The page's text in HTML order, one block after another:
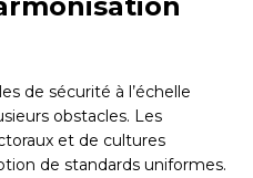
de sécurité à l’échelle
obstacles. Les
et de cultures
de standards uniformes.